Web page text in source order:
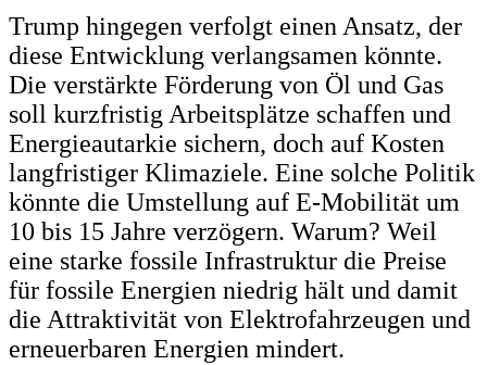
Trump hingegen verfolgt einen Ansatz, der
diese Entwicklung verlangsamen könnte.
Die verstärkte Förderung von Öl und Gas
soll kurzfristig Arbeitsplätze schaffen und
Energieautarkie sichern, doch auf Kosten
langfristiger Klimaziele. Eine solche Politik
könnte die Umstellung auf E-Mobilität um
10 bis 15 Jahre verzögern. Warum? Weil
eine starke fossile Infrastruktur die Preise
für fossile Energien niedrig hält und damit
die Attraktivität von Elektrofahrzeugen und
erneuerbaren Energien mindert.